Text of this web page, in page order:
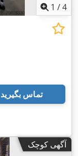
1 /4
تماس بگیرید
آگهی کوچک